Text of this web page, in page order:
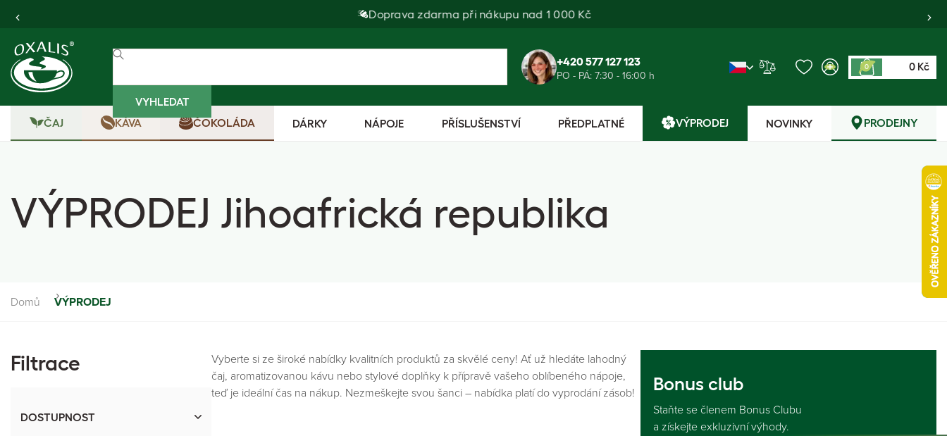
Doprava zdarma při nákupu nad 1 000 Kč
VYHLEDAT
+420 577 127 123
PO - PÁ: 7:30 - 16:00 h
0 0 Kč
ČAJ KÁVA ČOKOLÁDA DÁRKY NÁPOJE PŘÍSLUŠENSTVÍ PŘEDPLATNÉ VÝPRODEJ NOVINKY PRODEJNY
VÝPRODEJ Jihoafrická republika
Domů VÝPRODEJ
Filtrace
DOSTUPNOST
Vyberte si ze široké nabídky kvalitních produktů za skvělé ceny! Ať už hledáte lahodný
čaj, aromatizovanou kávu nebo stylové doplňky k přípravě vašeho oblíbeného nápoje,
teď je ideální čas na nákup. Nezmeškejte svou šanci – nabídka platí do vyprodání zásob!
Bonus club
Staňte se členem Bonus Clubu
a získejte exkluzivní výhody.